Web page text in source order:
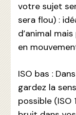
votre sujet
sera flou) :
d’animal
en
ISO bas :
gardez la
possible